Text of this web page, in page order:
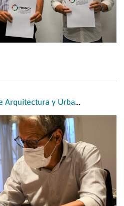
IPRODICH y la Facultad de Arquitectura y Urbanismo de la UNNE acuerdan impulsar la inclusión educativa de estudiantes con discapacidad